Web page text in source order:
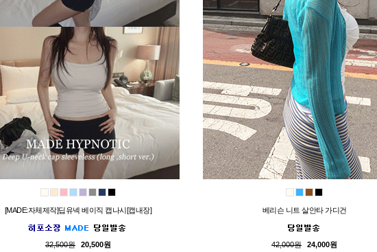
[MADE:자체제작]딥유넥 베이직 캡나시[캡내장]
32,500원 20,500원
베리슨 니트 살안타 가디건
42,000원 24,000원